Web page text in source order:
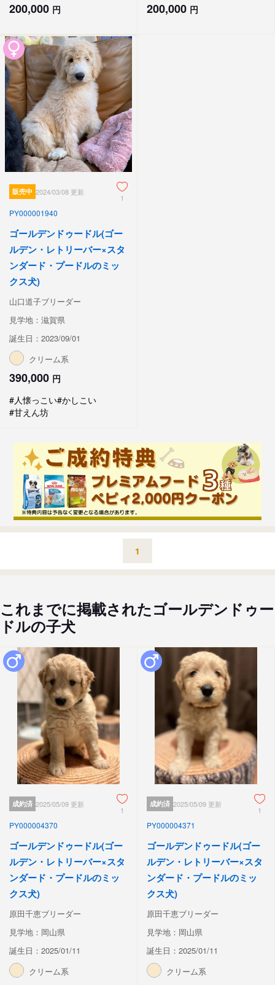
200,000 円 200,000 円
販売中 2024/03/08 更新
1
PY000001940
ゴールデンドゥードル(ゴー
ルデン・レトリーバー×スタ
ンダード・プードルのミッ
クス犬)
山口道子ブリーダー
見学地：滋賀県
誕生日：2023/09/01
クリーム系
390,000 円
#人懐っこい#かしこい
#甘えん坊
1
これまでに掲載されたゴールデンドゥー
ドルの子犬
成約済 2025/05/09 更新
1
PY000004370
ゴールデンドゥードル(ゴー
ルデン・レトリーバー×スタ
ンダード・プードルのミッ
クス犬)
原田千恵ブリーダー
見学地：岡山県
誕生日：2025/01/11
クリーム系
成約済 2025/05/09 更新
1
PY000004371
ゴールデンドゥードル(ゴー
ルデン・レトリーバー×スタ
ンダード・プードルのミッ
クス犬)
原田千恵ブリーダー
見学地：岡山県
誕生日：2025/01/11
クリーム系